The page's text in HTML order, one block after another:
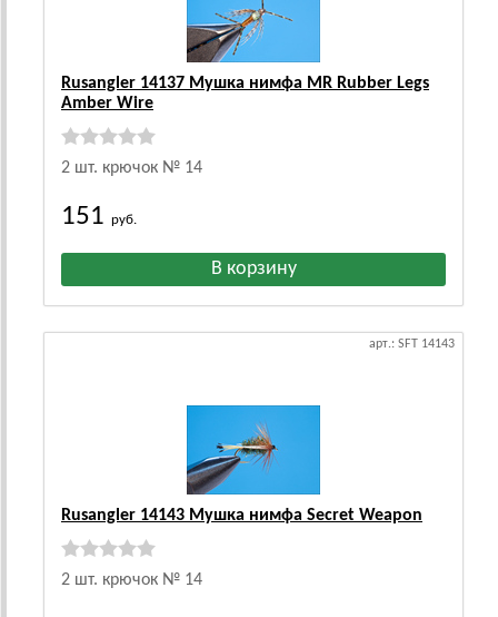
Rusangler 14137 Мушка нимфа MR Rubber Legs
Amber Wire
2 шт. крючок № 14
151 руб.
арт.: SFT 14143
Rusangler 14143 Мушка нимфа Secret Weapon
2 шт. крючок № 14